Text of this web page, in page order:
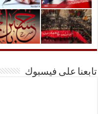
تابعنا على فيسبوك